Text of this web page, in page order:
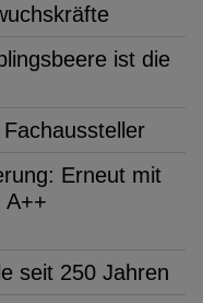
ist die
Erneut mit
A++
seit 250 Jahren